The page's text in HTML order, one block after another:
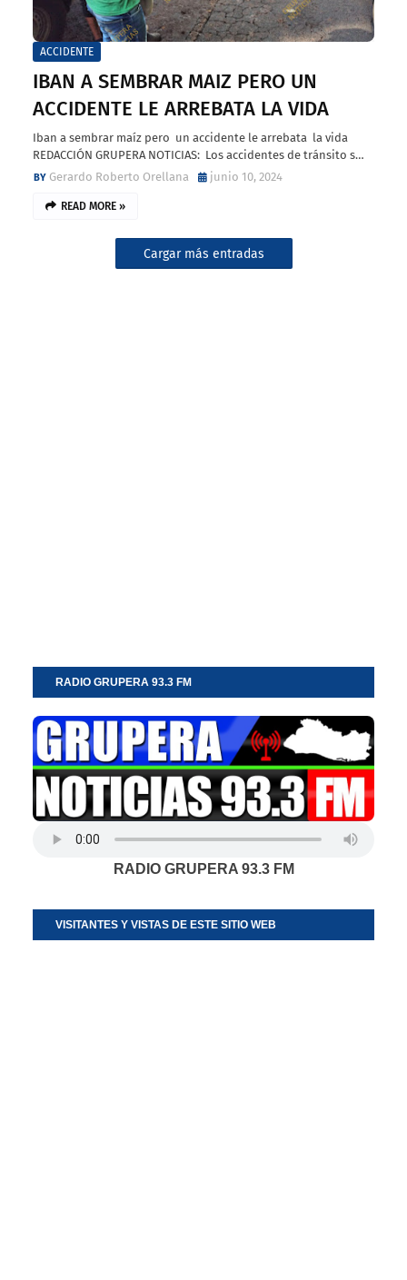
ACCIDENTE
IBAN A SEMBRAR MAIZ PERO UN
ACCIDENTE LE ARREBATA LA VIDA
Iban a sembrar maíz pero un accidente le arrebata la vida
REDACCIÓN GRUPERA NOTICIAS: Los accidentes de tránsito s…
Gerardo Roberto Orellana
junio 10, 2024
READ MORE »
Cargar más entradas
RADIO GRUPERA 93.3 FM
RADIO GRUPERA 93.3 FM
VISITANTES Y VISTAS DE ESTE SITIO WEB